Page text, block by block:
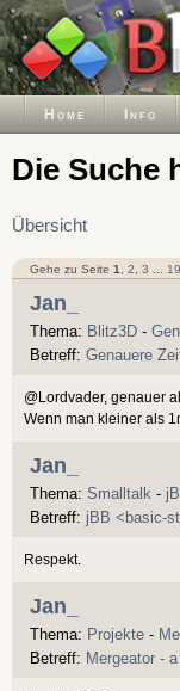
Home Info
Die Suche
Übersicht
Gehe zu Seite 1 2 3
Jan_
Thema: Blitz3D -
Betreff: Genauere
@Lordvader, genauer
Wenn man kleiner als
Jan_
Thema: Smalltalk -
Betreff: jBB <basic-
Respekt.
Jan_
Thema: Projekte -
Betreff: Mergeator -